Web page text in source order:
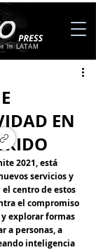
in LATAM
EN
2021, está
servicios y
centro de estos
el compromiso
explorar formas
a personas, a
inteligencia